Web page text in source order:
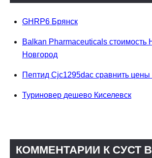
GHRP6 Брянск
Balkan Pharmaceuticals стоимость
Новгород
Пептид Cjc1295dac сравнить
Туриновер дешево Киселевск
КОММЕНТАРИИ К СУСТ